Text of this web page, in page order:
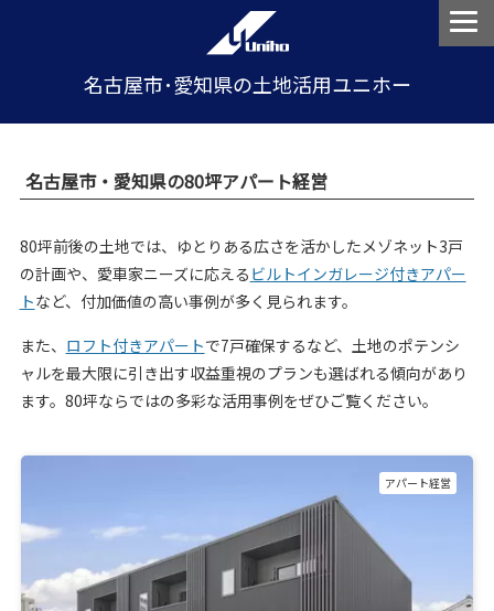
名古屋市･愛知県の土地活用ユニホー
名古屋市・愛知県の80坪アパート経営
80坪前後の土地では、ゆとりある広さを活かしたメゾネット3戸
の計画や、愛車家ニーズに応える ビルトインガレージ付きアパー
トなど、付加価値の高い事例が多く見られます。
また、 ロフト付きアパートで7戸確保するなど、土地のポテンシ
ャルを最大限に引き出す収益重視のプランも選ばれる傾向があり
ます。80坪ならではの多彩な活用事例をぜひご覧ください。
アパート経営